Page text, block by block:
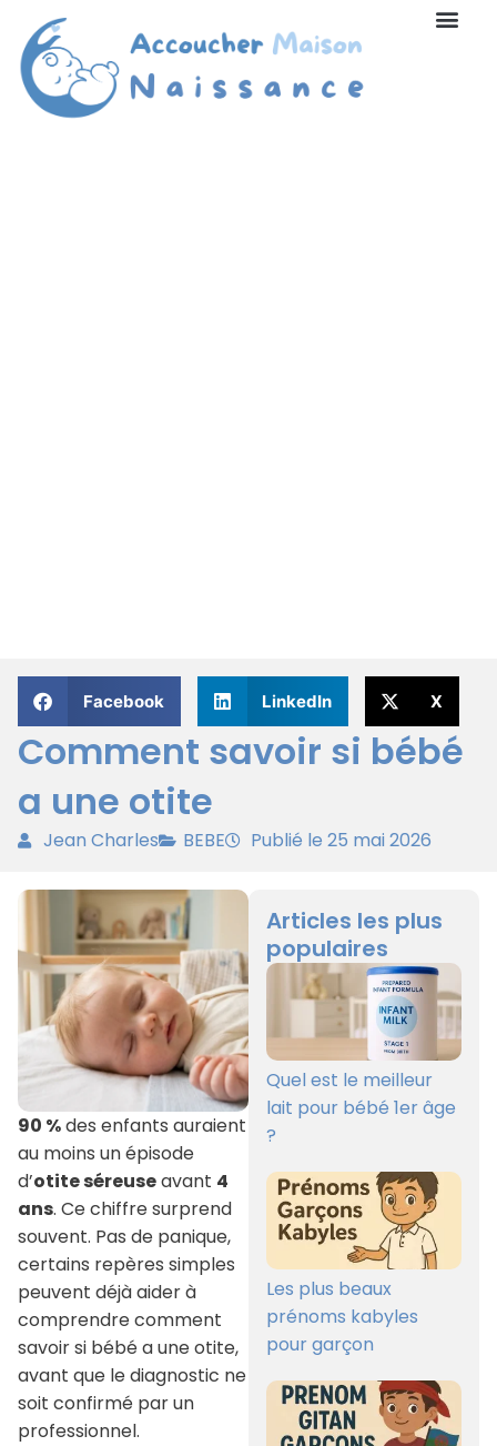
Facebook LinkedIn X
Comment savoir si bébé
a une otite
Jean Charles BEBE Publié le 25 mai 2026
90 %des enfants auraient
au moins un épisode
d’otite séreuseavant 4
ans. Ce chiffre surprend
souvent. Pas de panique,
certains repères simples
peuvent déjà aider à
comprendre comment
savoir si bébé a une otite,
avant que le diagnostic ne
soit confirmé par un
professionnel.
Articles les plus
populaires
Quel est le meilleur
lait pour bébé 1er âge
?
Les plus beaux
prénoms kabyles
pour garçon